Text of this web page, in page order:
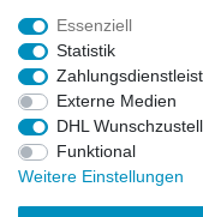
Alle Markennamen,
und Beschreibungen
Eigentümer und dienen
Preise nur für
€
LEGO, das LEGO
Essenziell
Statistik
Externe Medien
DHL
Funktional
Weitere Einstellungen